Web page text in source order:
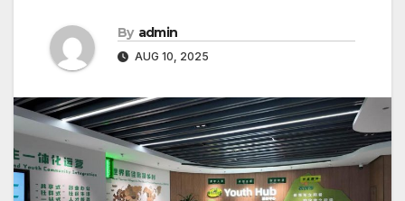
By admin
AUG 10, 2025